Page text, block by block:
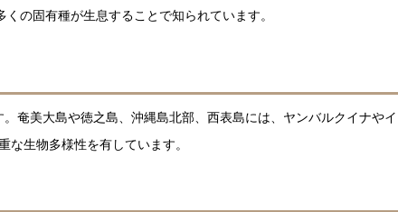
の固有種が生息することで知られています。
奄美大島や徳之島、沖縄島北部、西表島には、ヤンバルクイナや
な生物多様性を有しています。